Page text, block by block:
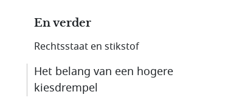
En verder
Rechtsstaat en stikstof
Het belang van een hogere
kiesdrempel